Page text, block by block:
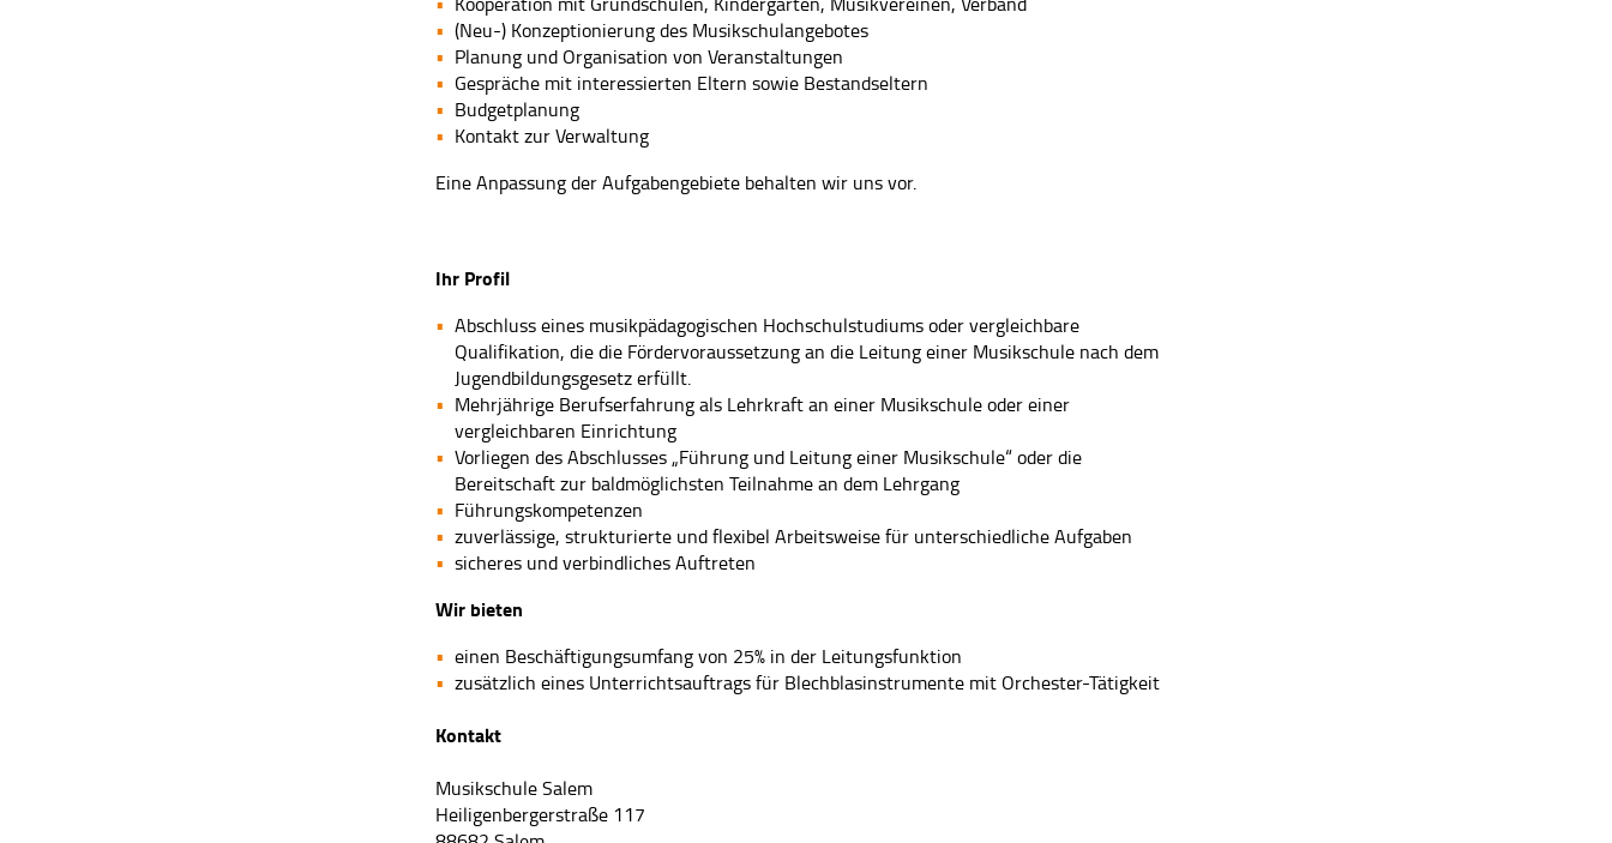
(Neu-) Konzeptionierung des Musikschulangebotes
Planung und Organisation von Veranstaltungen
Gespräche mit interessierten Eltern sowie Bestandseltern
Budgetplanung
Kontakt zur Verwaltung
Eine Anpassung der Aufgabengebiete behalten wir uns vor.
Ihr Profil
Abschluss eines musikpädagogischen Hochschulstudiums oder vergleichbare
Qualifikation, die die Fördervoraussetzung an die Leitung einer Musikschule nach dem
Jugendbildungsgesetz erfüllt.
Mehrjährige Berufserfahrung als Lehrkraft an einer Musikschule oder einer
vergleichbaren Einrichtung
Vorliegen des Abschlusses „Führung und Leitung einer Musikschule“ oder die
Bereitschaft zur baldmöglichsten Teilnahme an dem Lehrgang
Führungskompetenzen
zuverlässige, strukturierte und flexibel Arbeitsweise für unterschiedliche Aufgaben
sicheres und verbindliches Auftreten
Wir bieten
einen Beschäftigungsumfang von 25% in der Leitungsfunktion
zusätzlich eines Unterrichtsauftrags für Blechblasinstrumente mit Orchester-Tätigkeit
Kontakt
Musikschule Salem
Heiligenbergerstraße 117